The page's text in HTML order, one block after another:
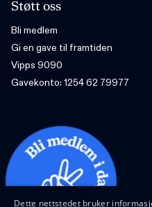
Støtt oss
Bli medlem
Gi en gave til framtiden
Vipps 9090
Gavekonto: 1254 62 79977
Dette nettstedet bruker